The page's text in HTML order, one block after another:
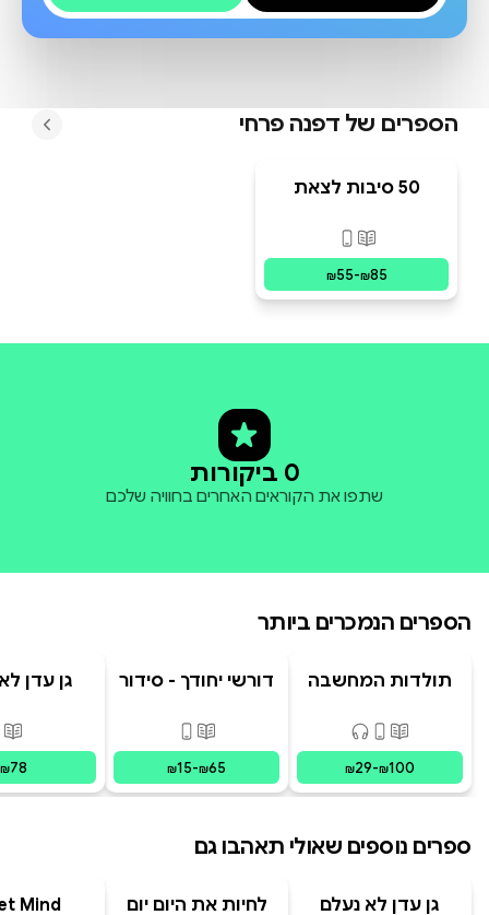
הספרים של דפנה פרחי
50 סיבות לצאת
פורמטים זמינים
₪55-₪85
0 ביקורות
שתפו את הקוראים האחרים בחוויה שלכם
הספרים הנמכרים ביותר
תולדות המחשבה
פורמטים זמינים
מודפס, דיגיטלי, קולי
₪29-₪100
דורשי יחודך - סידור
פורמטים זמינים
מודפס,
₪15-₪65
גן עדן
₪78
ספרים נוספים שאולי תאהבו גם
גן עדן לא נעלם לחיות את היום יום Mind